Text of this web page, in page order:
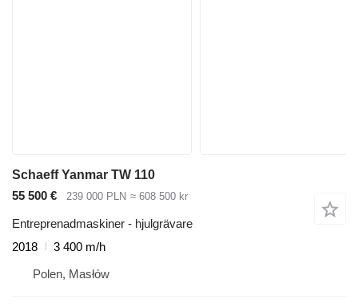
Schaeff Yanmar TW 110
55 500 €
239 000 PLN ≈ 608 500 kr
Entreprenadmaskiner - hjulgrävare
2018
3 400 m/h
Polen, Masłów